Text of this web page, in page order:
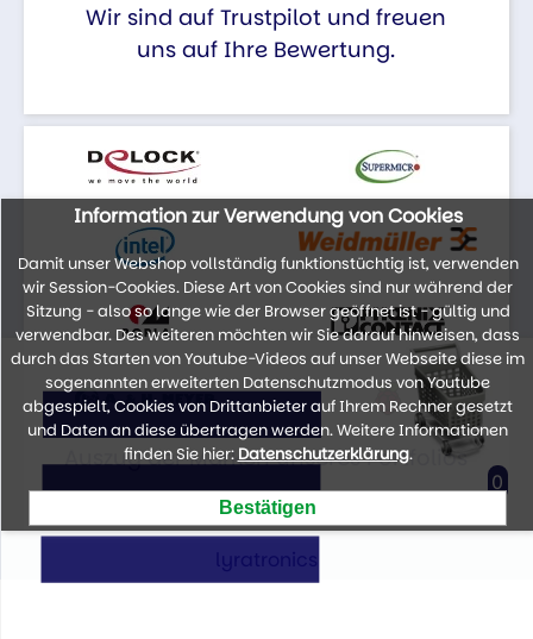
Wir sind auf Trustpilot und freuen
uns auf Ihre Bewertung.
Auszug der Marken unseres Portfolios
Information zur Verwendung von Cookies
Damit unser Webshop vollständig funktionstüchtig ist, verwenden
wir Session-Cookies. Diese Art von Cookies sind nur während der
Sitzung - also so lange wie der Browser geöffnet ist - gültig und
verwendbar. Des weiteren möchten wir Sie darauf hinweisen, dass
durch das Starten von Youtube-Videos auf unser Webseite diese im
sogenannten erweiterten Datenschutzmodus von Youtube
abgespielt, Cookies von Drittanbieter auf Ihrem Rechner gesetzt
und Daten an diese übertragen werden. Weitere Informationen
finden Sie hier: Datenschutzerklärung.
0